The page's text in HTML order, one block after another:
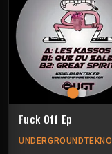
Fuck Off Ep
UNDERGROUNDTEKNO